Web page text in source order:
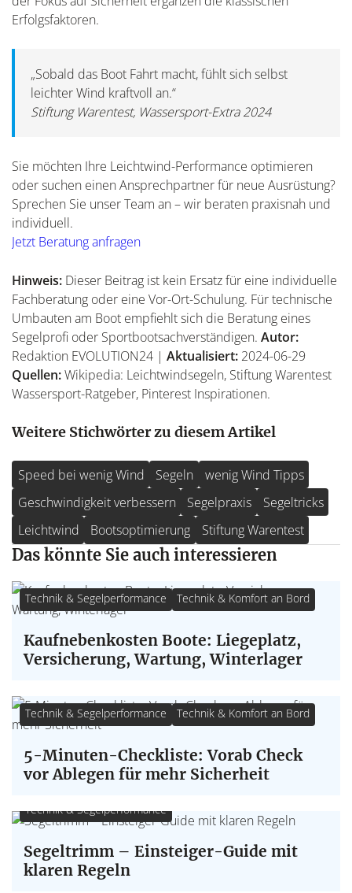
Erfolgsfaktoren.
„Sobald das Boot Fahrt macht, fühlt sich selbst
leichter Wind kraftvoll an.“
Stiftung Warentest, Wassersport-Extra 2024
Sie möchten Ihre Leichtwind-Performance optimieren
oder suchen einen Ansprechpartner für neue Ausrüstung?
Sprechen Sie unser Team an – wir beraten praxisnah und
individuell.
Jetzt Beratung anfragen
Hinweis: Dieser Beitrag ist kein Ersatz für eine individuelle
Fachberatung oder eine Vor-Ort-Schulung. Für technische
Umbauten am Boot empfiehlt sich die Beratung eines
Segelprofi oder Sportbootsachverständigen. Autor:
Redaktion EVOLUTION24 | Aktualisiert: 2024-06-29
Quellen:Wikipedia: Leichtwindsegeln, Stiftung Warentest
Wassersport-Ratgeber, Pinterest Inspirationen.
Weitere Stichwörter zu diesem Artikel
Speed bei wenig Wind Segeln
wenig Wind Tipps
Geschwindigkeit verbessern
Segelpraxis
Segeltricks
Leichtwind
Bootsoptimierung Stiftung Warentest
Das könnte Sie auch interessieren
Technik & Segelperformance Technik & Komfort an Bord
Kaufnebenkosten Boote: Liegeplatz,
Versicherung, Wartung, Winterlager
Technik & Segelperformance Technik & Komfort an Bord
5-Minuten-Checkliste: Vorab Check
vor Ablegen für mehr Sicherheit
Technik & Segelperformance
Segeltrimm – Einsteiger-Guide mit
klaren Regeln